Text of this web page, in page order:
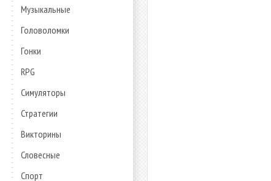
Музыкальные
Головоломки
Гонки
RPG
Симуляторы
Стратегии
Викторины
Словесные
Спорт